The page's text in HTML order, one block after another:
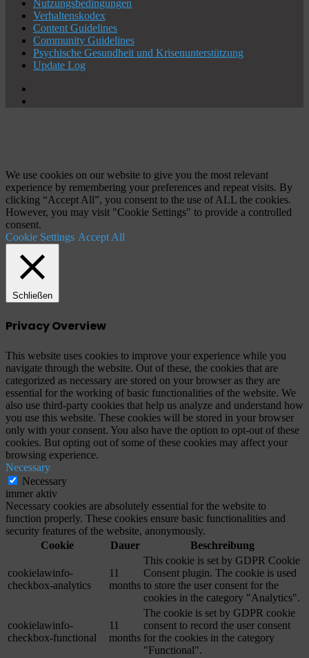
Nutzungsbedingungen
Verhaltenskodex
Content Guidelines
Community Guidelines
Psychische Gesundheit und Krisenunterstützung
Update Log
We use cookies on our website to give you the most relevant
experience by remembering your preferences and repeat visits. By
clicking “Accept All”, you consent to the use of ALL the cookies.
However, you may visit "Cookie Settings" to provide a controlled
consent.
Cookie Settings Accept All
Schließen
Privacy Overview
This website uses cookies to improve your experience while you
navigate through the website. Out of these, the cookies that are
categorized as necessary are stored on your browser as they are
essential for the working of basic functionalities of the website. We
also use third-party cookies that help us analyze and understand how
you use this website. These cookies will be stored in your browser
only with your consent. You also have the option to opt-out of these
cookies. But opting out of some of these cookies may affect your
browsing experience.
Necessary
Necessary
immer aktiv
Necessary cookies are absolutely essential for the website to
function properly. These cookies ensure basic functionalities and
security features of the website, anonymously.
Cookie
Dauer Beschreibung
cookielawinfo-
checkbox-analytics
11
months
This cookie is set by GDPR Cookie
Consent plugin. The cookie is used
to store the user consent for the
cookies in the category "Analytics".
cookielawinfo-
checkbox-functional
11
months
The cookie is set by GDPR cookie
consent to record the user consent
for the cookies in the category
"Functional".